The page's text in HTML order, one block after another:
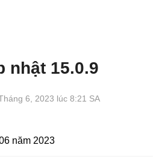
nhật 15.0.9
6, 2023 lúc 8:21 SA
năm 2023